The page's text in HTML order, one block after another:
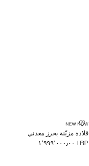
NEW NOW
قلادة مزيّنة بخرز معدني
قلادة مزيّنة بخرز معدني
السعر الحالي [LBP ١٬٩٩٩٬٠٠٠٫٠٠ ]
LBP ١٬٩٩٩٬٠٠٠٫٠٠